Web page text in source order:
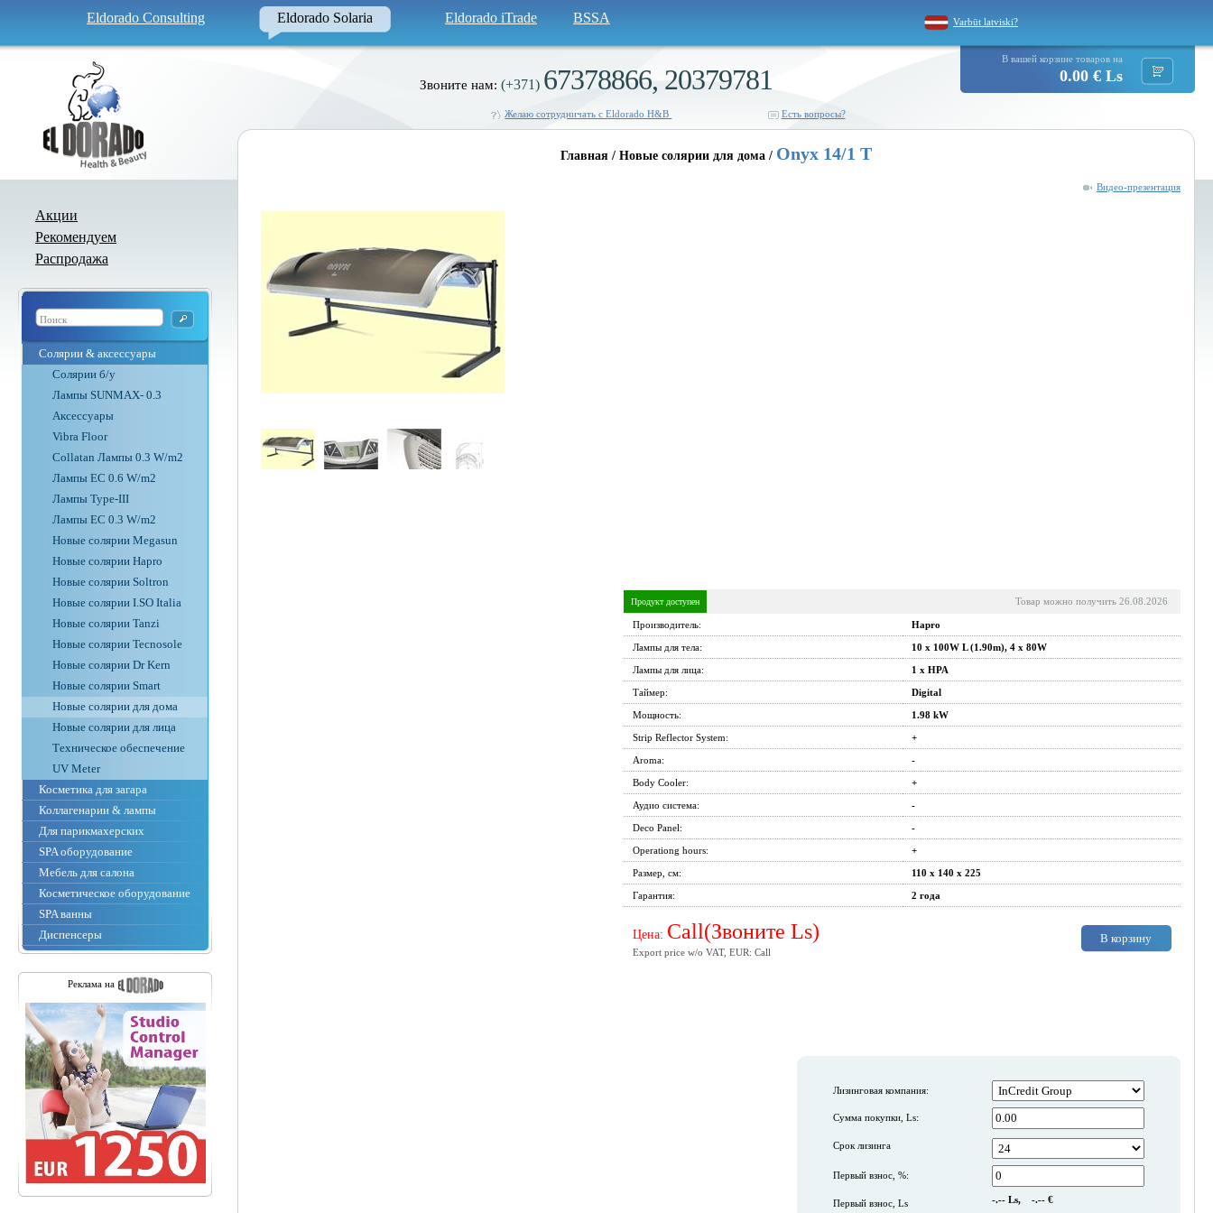
Eldorado Consulting Eldorado Solaria Eldorado iTrade BSSA Varbūt latviski?
Акции
Рекомендуем
Распродажа
Солярии & аксессуары
Солярии б/у
Лампы SUNMAX- 0.3
Аксессуары
Vibra Floor
Collatan Лампы 0.3 W/m2
Лампы ЕС 0.6 W/m2
Лампы Type-III
Лампы EC 0.3 W/m2
Новые солярии Megasun
Новые солярии Hapro
Новые солярии Soltron
Новые солярии I.SO Italia
Новые солярии Tanzi
Новые солярии Tecnosole
Новые солярии Dr Kern
Новые солярии Smart
Новые солярии для дома
Новые солярии для лица
Техническое обеспечение
UV Meter
Косметика для загара
Коллагенарии & лампы
Для парикмахерских
SPA оборудование
Мебель для салона
Косметическое оборудование
SPA ванны
Диспенсеры
Реклама на
В вашей корзине товаров на
0.00 € Ls
Звоните нам: (+371) 67378866, 20379781
Желаю сотрудничать с Eldorado H&B Есть вопросы?
Главная / Новые солярии для дома / Onyx 14/1 T
Видео-презентация
Товар можно получить 26.08.2026
Продукт доступен
Производитель: Hapro
Лампы для тела: 10 x 100W L (1.90m), 4 x 80W
Лампы для лица: 1 x HPA
Таймер: Digital
Мощность: 1.98 kW
Strip Reflector System: +
Aroma: -
Body Cooler: +
Аудио система: -
Deco Panel: -
Operationg hours: +
Размер, см: 110 x 140 x 225
Гарантия: 2 года
В корзину
Цена: Call(Звоните Ls)
Export price w/o VAT, EUR: Call
Лизинговая компания:
Сумма покупки, Ls:
Срок лизинга
Первый взнос, %:
Первый взнос, Ls -.--Ls, -.--€